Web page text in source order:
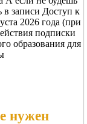
в записи Доступ к
2026 года (при
подписки
образования для
нужен